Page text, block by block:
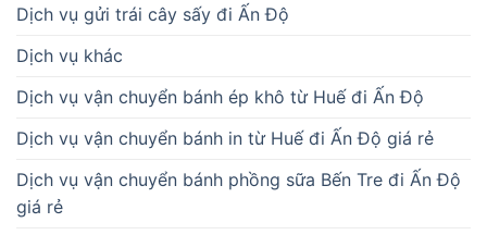
Dịch vụ gửi trái cây sấy đi Ấn Độ
Dịch vụ khác
Dịch vụ vận chuyển bánh ép khô từ Huế đi Ấn Độ
Dịch vụ vận chuyển bánh in từ Huế đi Ấn Độ giá rẻ
Dịch vụ vận chuyển bánh phồng sữa Bến Tre đi Ấn Độ
giá rẻ